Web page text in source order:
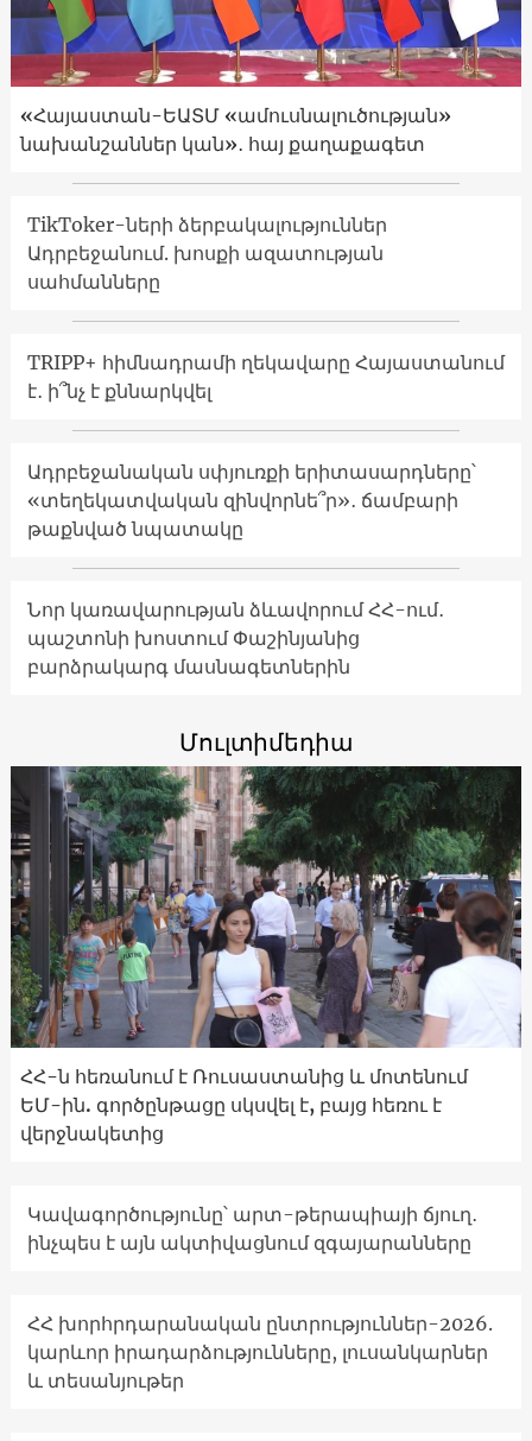
«Հայաստան-ԵԱՏՄ «ամուսնալուծության»
նախանշաններ կան»․ հայ քաղաքագետ
TikToker-ների ձերբակալություններ
Ադրբեջանում. խոսքի ազատության
սահմանները
TRIPP+ հիմնադրամի ղեկավարը Հայաստանում
է․ ի՞նչ է քննարկվել
Ադրբեջանական սփյուռքի երիտասարդները՝
«տեղեկատվական զինվորնե՞ր»․ ճամբարի
թաքնված նպատակը
Նոր կառավարության ձևավորում ՀՀ-ում․
պաշտոնի խոստում Փաշինյանից
բարձրակարգ մասնագետներին
Մուլտիմեդիա
ՀՀ-ն հեռանում է Ռուսաստանից և մոտենում
ԵՄ-ին. գործընթացը սկսվել է, բայց հեռու է
վերջնակետից
Կավագործությունը՝ արտ-թերապիայի ճյուղ․
ինչպես է այն ակտիվացնում զգայարանները
ՀՀ խորհրդարանական ընտրություններ-2026.
կարևոր իրադարձությունները, լուսանկարներ
և տեսանյութեր